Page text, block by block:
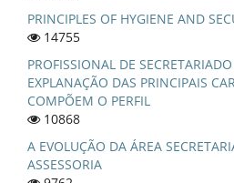
PRINCIPLES OF HYGIENE AND
14755
PROFISSIONAL DE
EXPLANAÇÃO DAS PRINCIPAIS
COMPÕEM O PERFIL
10868
A EVOLUÇÃO DA ÁREA
ASSESSORIA